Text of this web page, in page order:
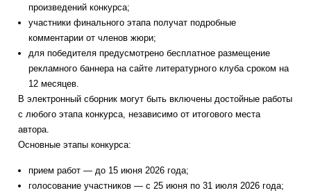
произведений конкурса;
участники финального этапа получат подробные
комментарии от членов жюри;
для победителя предусмотрено бесплатное размещение
рекламного баннера на сайте литературного клуба сроком на
12 месяцев.
В электронный сборник могут быть включены достойные работы
с любого этапа конкурса, независимо от итогового места
автора.
Основные этапы конкурса:
прием работ — до 15 июня 2026 года;
голосование участников — с 25 июня по 31 июля 2026 года;